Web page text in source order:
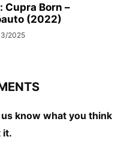
Cupra Born –
(2022)
2025
know what you think
it.